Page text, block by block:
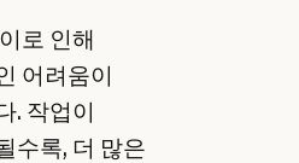
로 인해
어려움이
. 작업이
수록, 더 많은